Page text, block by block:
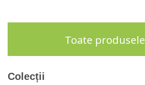
Toate produsele
Colecții